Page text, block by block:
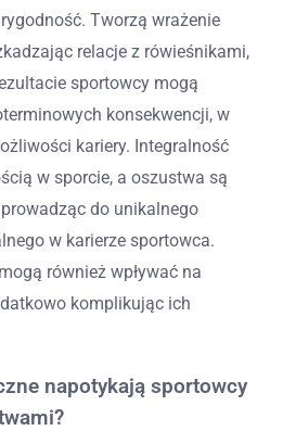
Tworzą wrażenie
relacje z rówieśnikami,
sportowcy mogą
konsekwencji, w
kariery. Integralność
w sporcie, a oszustwa są
do unikalnego
w karierze sportowca.
również wpływać na
komplikując ich
napotykają sportowcy